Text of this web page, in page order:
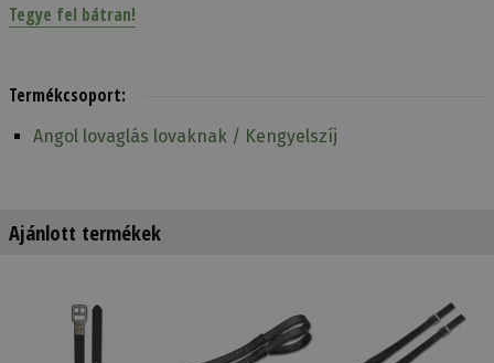
Tegye fel bátran!
Termékcsoport:
Angol lovaglás lovaknak / Kengyelszíj
Ajánlott termékek